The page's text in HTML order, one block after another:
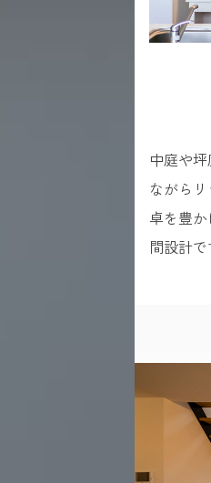
中庭や
ながら
卓を豊
間設計